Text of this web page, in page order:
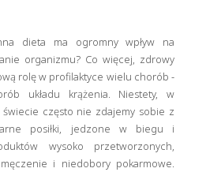
dieta ma ogromny wpływ na
organizmu? Co więcej, zdrowy
rolę w profilaktyce wielu chorób -
układu krążenia. Niestety, w
często nie zdajemy sobie z
posiłki, jedzone w biegu i
wysoko przetworzonych,
i niedobory pokarmowe.